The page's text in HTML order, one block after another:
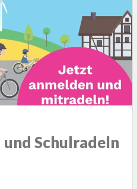
und Schulradeln